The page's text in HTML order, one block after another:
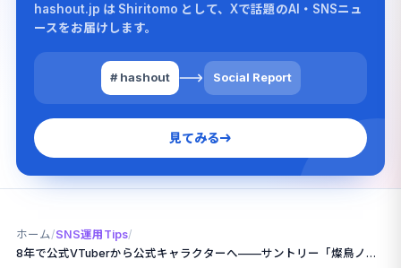
hashout.jp は Shiritomo として、Xで話題のAI・SNSニュ
ースをお届けします。
# hashout Social Report
見てみる
ホーム /SNS運用Tips/
8年で公式VTuberから公式キャラクターへ——サントリー「燦鳥ノム」昇格が示すコーポレートVTuber戦略の次のステージ